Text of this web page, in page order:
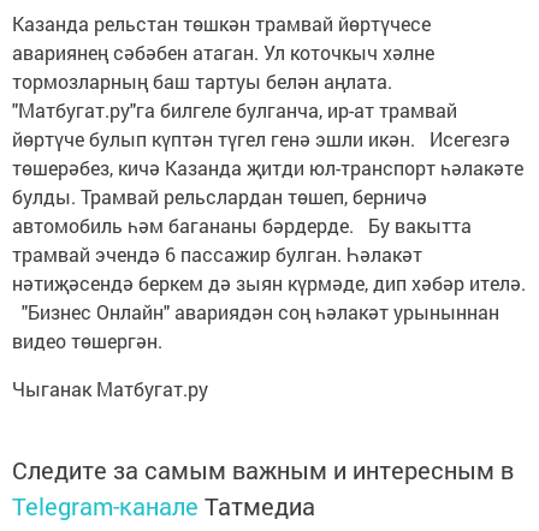
Казанда рельстан төшкән трамвай йөртүчесе
авариянең сәбәбен атаган. Ул коточкыч хәлне
тормозларның баш тартуы белән аңлата.
"Матбугат.ру"га билгеле булганча, ир-ат трамвай
йөртүче булып күптән түгел генә эшли икән. Исегезгә
төшерәбез, кичә Казанда җитди юл-транспорт һәлакәте
булды. Трамвай рельслардан төшеп, берничә
автомобиль һәм багананы бәрдерде. Бу вакытта
трамвай эчендә 6 пассажир булган. Һәлакәт
нәтиҗәсендә беркем дә зыян күрмәде, дип хәбәр ителә.
"Бизнес Онлайн" авариядән соң һәлакәт урыныннан
видео төшергән.
Чыганак Матбугат.ру
Следите за самым важным и интересным в
Telegram-канале Татмедиа